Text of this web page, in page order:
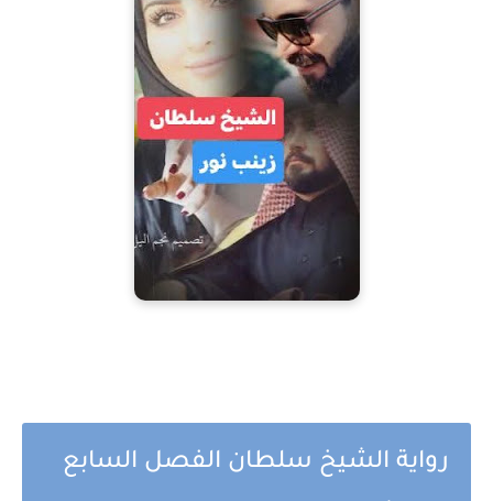
رواية الشيخ سلطان الفصل السابع